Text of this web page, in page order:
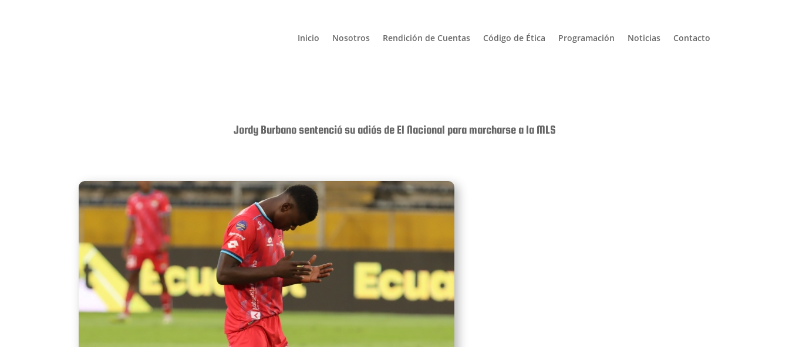
Inicio Nosotros Rendición de Cuentas Código de Ética Programación Noticias Contacto
Jordy Burbano sentenció su adiós de El Nacional para marcharse a la MLS